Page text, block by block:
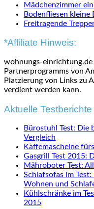
Mädchenzimmer
Bodenfliesen kleine
Freitragende
*Affiliate Hinweis:
wohnungs-einrichtung.de
Partnerprogramms von
Platzierung von Links zu
verdient werden kann.
Aktuelle Testberichte
Bürostuhl Test: Die
Vergleich
Kaffemascheine
Gasgrill Test 2015:
Mähroboter Test:
Schlafsofas im
Wohnen und
Kühlschränke im
2015